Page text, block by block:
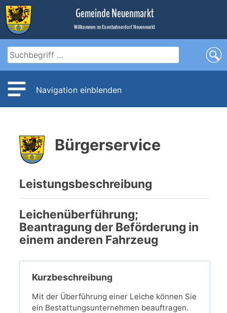
Zum
Inhalt
Gemeinde Neuenmarkt
Willkommen im Eisenbahnerdorf Neuenmarkt
Navigation einblenden
Bürgerservice
Leistungsbeschreibung
Leichenüberführung;
Beantragung der Beförderung in
einem anderen Fahrzeug
Kurzbeschreibung
Mit der Überführung einer Leiche können Sie
ein Bestattungsunternehmen beauftragen.